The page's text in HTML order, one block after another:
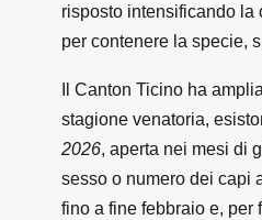
risposto intensificando la
per contenere la specie,
Il Canton Ticino ha
stagione venatoria,
2026, aperta nei mesi di
sesso o numero dei capi
fino a fine febbraio e, per